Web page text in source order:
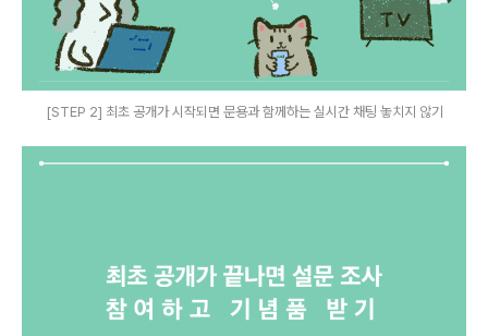
[STEP 2] 최초 공개가 시작되면 문용과 함께하는 실시간 채팅 놓치지 않기